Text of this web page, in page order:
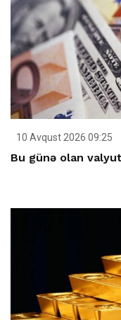
10 Avqust 2026 09:25
Bu günə olan